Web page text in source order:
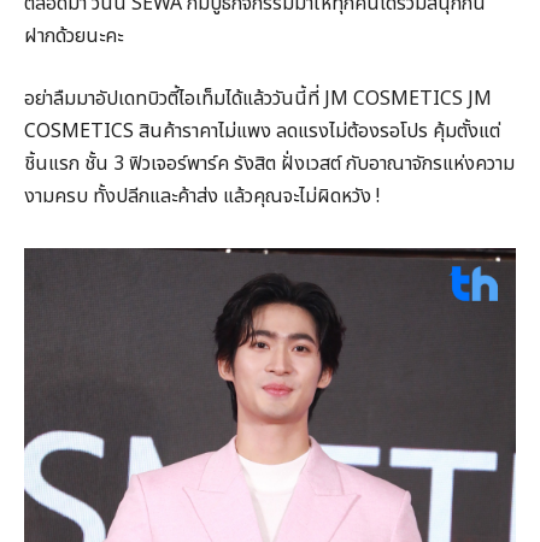
ฝากด้วยนะคะ
อย่าลืมมาอัปเดทบิวตี้ไอเท็มได้แล้ววันนี้ที่ JM COSMETICS JM
COSMETICS สินค้าราคาไม่แพง ลดแรงไม่ต้องรอโปร คุ้มตั้งแต่
ชิ้นแรก ชั้น 3 ฟิวเจอร์พาร์ค รังสิต ฝั่งเวสต์ กับอาณาจักรแห่งความ
งามครบ ทั้งปลีกและค้าส่ง แล้วคุณจะไม่ผิดหวัง !